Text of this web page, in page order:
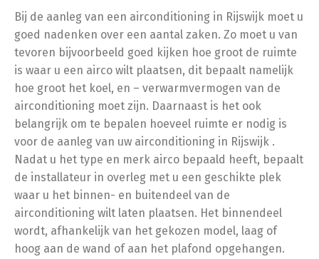
Bij de aanleg van een airconditioning in Rijswijk moet u
goed nadenken over een aantal zaken. Zo moet u van
tevoren bijvoorbeeld goed kijken hoe groot de ruimte
is waar u een airco wilt plaatsen, dit bepaalt namelijk
hoe groot het koel, en – verwarmvermogen van de
airconditioning moet zijn. Daarnaast is het ook
belangrijk om te bepalen hoeveel ruimte er nodig is
voor de aanleg van uw airconditioning in Rijswijk .
Nadat u het type en merk airco bepaald heeft, bepaalt
de installateur in overleg met u een geschikte plek
waar u het binnen- en buitendeel van de
airconditioning wilt laten plaatsen. Het binnendeel
wordt, afhankelijk van het gekozen model, laag of
hoog aan de wand of aan het plafond opgehangen.